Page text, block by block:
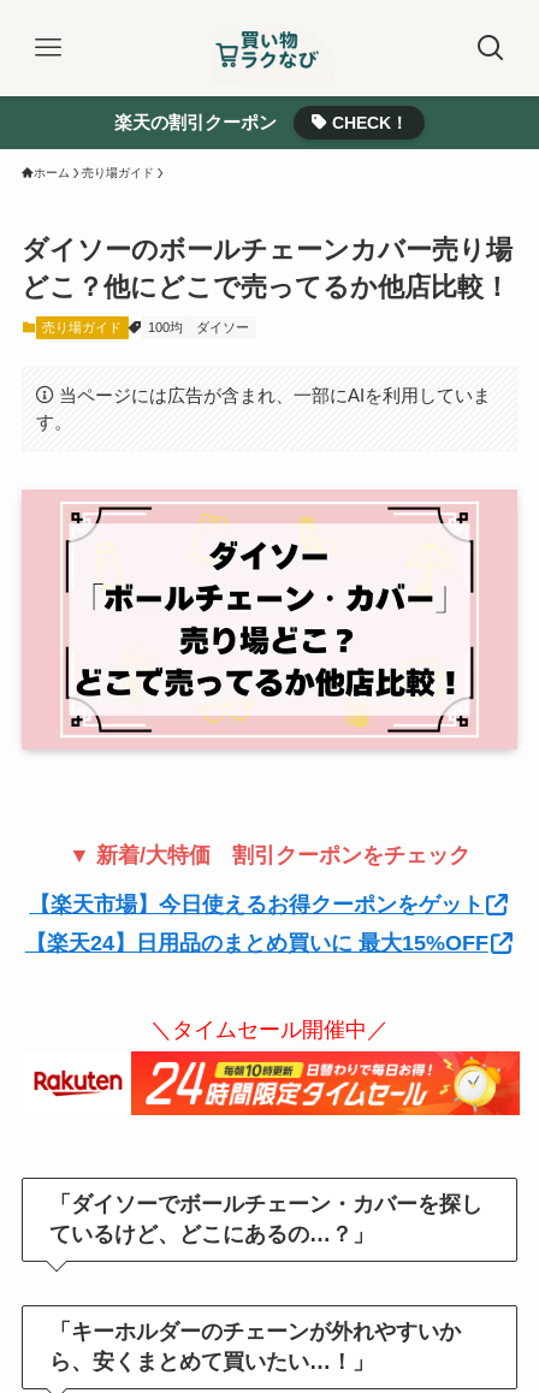
楽天の割引クーポン CHECK！
ホーム 売り場ガイド
ダイソーのボールチェーンカバー売り場
どこ？他にどこで売ってるか他店比較！
売り場ガイド 100均 ダイソー
当ページには広告が含まれ、一部にAIを利用していま
す。
▼ 新着/大特価 割引クーポンをチェック
【楽天市場】今日使えるお得クーポンをゲット
【楽天24】日用品のまとめ買いに 最大15%OFF
＼タイムセール開催中／
「ダイソーでボールチェーン・カバーを探し
ているけど、どこにあるの…？」
「キーホルダーのチェーンが外れやすいか
ら、安くまとめて買いたい…！」